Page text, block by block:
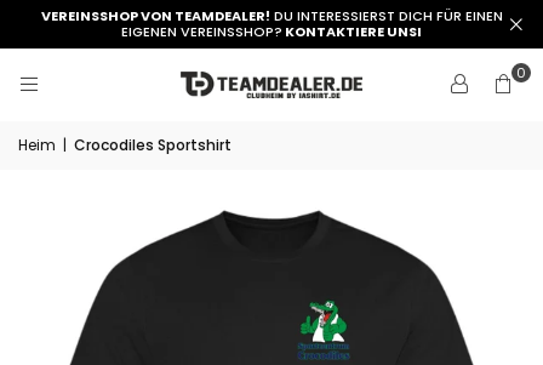
VEREINSSHOP VON TEAMDEALER! DU INTERESSIERST DICH FÜR EINEN
EIGENEN VEREINSSHOP? KONTAKTIERE UNSI
0
Heim | Crocodiles Sportshirt